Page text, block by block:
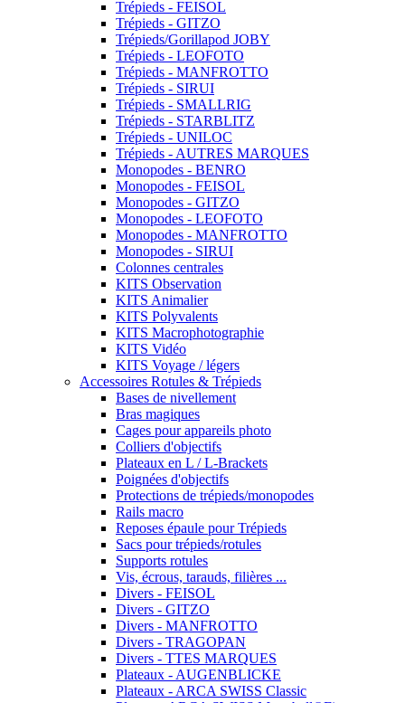
Trépieds - FEISOL
Trépieds - GITZO
Trépieds/Gorillapod JOBY
Trépieds - LEOFOTO
Trépieds - MANFROTTO
Trépieds - SIRUI
Trépieds - SMALLRIG
Trépieds - STARBLITZ
Trépieds - UNILOC
Trépieds - AUTRES MARQUES
Monopodes - BENRO
Monopodes - FEISOL
Monopodes - GITZO
Monopodes - LEOFOTO
Monopodes - MANFROTTO
Monopodes - SIRUI
Colonnes centrales
KITS Observation
KITS Animalier
KITS Polyvalents
KITS Macrophotographie
KITS Vidéo
KITS Voyage / légers
Accessoires Rotules & Trépieds
Bases de nivellement
Bras magiques
Cages pour appareils photo
Colliers d'objectifs
Plateaux en L / L-Brackets
Poignées d'objectifs
Protections de trépieds/monopodes
Rails macro
Reposes épaule pour Trépieds
Sacs pour trépieds/rotules
Supports rotules
Vis, écrous, tarauds, filières ...
Divers - FEISOL
Divers - GITZO
Divers - MANFROTTO
Divers - TRAGOPAN
Divers - TTES MARQUES
Plateaux - AUGENBLICKE
Plateaux - ARCA SWISS Classic